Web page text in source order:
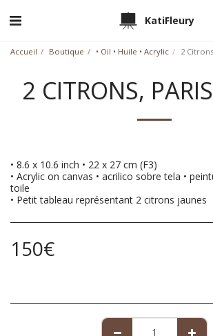
KatiFleury
Accueil Boutique • Oil • Huile • Acrylic 2
2 CITRONS,
• 8.6 x 10.6 inch • 22 x 27 cm (F3)
• Acrylic on canvas • acrilico sobre tela •
toile
• Petit tableau représentant 2 citrons jaunes
150€